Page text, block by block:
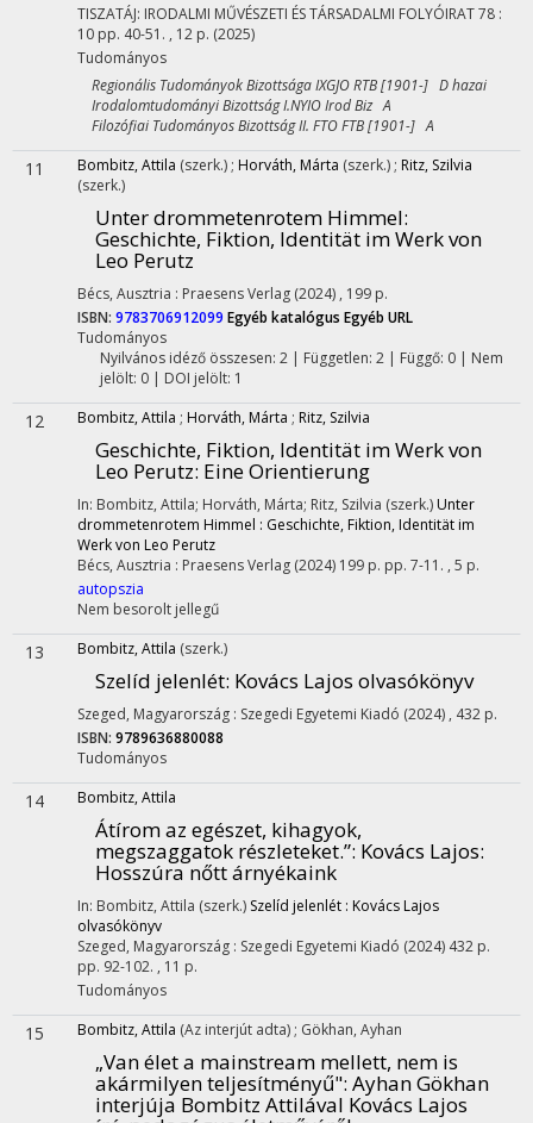
TISZATÁJ: IRODALMI MŰVÉSZETI ÉS TÁRSADALMI FOLYÓIRAT78 :
10 pp. 40-51. , 12 p. (2025)
Tudományos
Regionális Tudományok Bizottsága IXGJO RTB [1901-] D hazai
Irodalomtudományi Bizottság I.NYIO Irod Biz A
Filozófiai Tudományos Bizottság II. FTO FTB [1901-] A
11 Bombitz, Attila (szerk.) ; Horváth, Márta (szerk.) ; Ritz, Szilvia
(szerk.)
Unter drommetenrotem Himmel:
Geschichte, Fiktion, Identität im Werk von
Leo Perutz
Bécs, Ausztria : Praesens Verlag (2024) , 199 p.
ISBN: 9783706912099 Egyéb katalógus Egyéb URL
Tudományos
Nyilvános idéző összesen: 2| Független: 2 | Függő: 0 | Nem
jelölt: 0 | DOI jelölt: 1
12 Bombitz, Attila ; Horváth, Márta ; Ritz, Szilvia
Geschichte, Fiktion, Identität im Werk von
Leo Perutz: Eine Orientierung
In: Bombitz, Attila; Horváth, Márta; Ritz, Szilvia (szerk.) Unter
drommetenrotem Himmel : Geschichte, Fiktion, Identität im
Werk von Leo Perutz
Bécs, Ausztria : Praesens Verlag (2024) 199 p. pp. 7-11. , 5 p.
autopszia
Nem besorolt jellegű
13 Bombitz, Attila (szerk.)
Szelíd jelenlét: Kovács Lajos olvasókönyv
Szeged, Magyarország : Szegedi Egyetemi Kiadó (2024) , 432 p.
ISBN: 9789636880088
Tudományos
14 Bombitz, Attila
Átírom az egészet, kihagyok,
megszaggatok részleteket.”: Kovács Lajos:
Hosszúra nőtt árnyékaink
In: Bombitz, Attila (szerk.) Szelíd jelenlét : Kovács Lajos
olvasókönyv
Szeged, Magyarország : Szegedi Egyetemi Kiadó (2024) 432 p.
pp. 92-102. , 11 p.
Tudományos
15 Bombitz, Attila (Az interjút adta) ; Gökhan, Ayhan
„Van élet a mainstream mellett, nem is
akármilyen teljesítményű": Ayhan Gökhan
interjúja Bombitz Attilával Kovács Lajos